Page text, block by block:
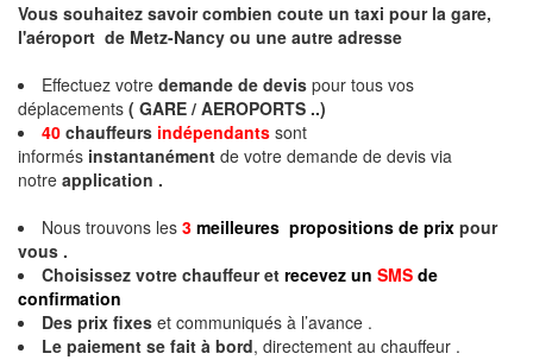
Vous souhaitez savoir combien coute un taxi pour la gare,
l'aéroport de Metz-Nancy ou une autre adresse
Effectuez votre demande de devis pour tous vos
déplacements ( GARE / AEROPORTS ..)
40 chauffeurs indépendants sont
informés instantanément de votre demande de devis via
notre application .
Nous trouvons les 3 meilleures propositions de prix pour
vous .
Choisissez votre chauffeur et recevez un SMS de
confirmation
Des prix fixes et communiqués à l’avance .
Le paiement se fait à bord, directement au chauffeur .